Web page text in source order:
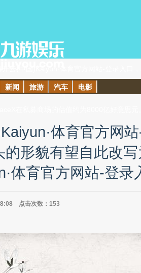
IPO央求，募资范畴高达750亿好意思元，
新闻 旅游 汽车 电影
体育官方网
的形貌有望自此改
体育官方网站-登录
点击次数：153